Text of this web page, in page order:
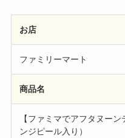
お店
ファミリーマート
商品名
【ファミマでアフタヌー
ンジピール入り）